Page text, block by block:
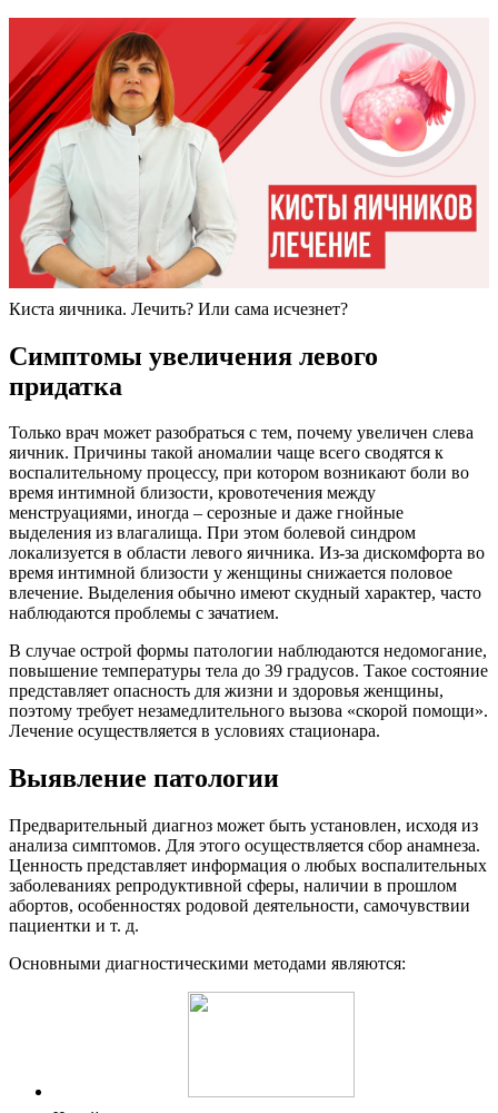
Киста яичника. Лечить? Или сама исчезнет?
Симптомы увеличения левого
придатка
Только врач может разобраться с тем, почему увеличен слева
яичник. Причины такой аномалии чаще всего сводятся к
воспалительному процессу, при котором возникают боли во
время интимной близости, кровотечения между
менструациями, иногда – серозные и даже гнойные
выделения из влагалища. При этом болевой синдром
локализуется в области левого яичника. Из-за дискомфорта во
время интимной близости у женщины снижается половое
влечение. Выделения обычно имеют скудный характер, часто
наблюдаются проблемы с зачатием.
В случае острой формы патологии наблюдаются недомогание,
повышение температуры тела до 39 градусов. Такое состояние
представляет опасность для жизни и здоровья женщины,
поэтому требует незамедлительного вызова «скорой помощи».
Лечение осуществляется в условиях стационара.
Выявление патологии
Предварительный диагноз может быть установлен, исходя из
анализа симптомов. Для этого осуществляется сбор анамнеза.
Ценность представляет информация о любых воспалительных
заболеваниях репродуктивной сферы, наличии в прошлом
абортов, особенностях родовой деятельности, самочувствии
пациентки и т. д.
Основными диагностическими методами являются: